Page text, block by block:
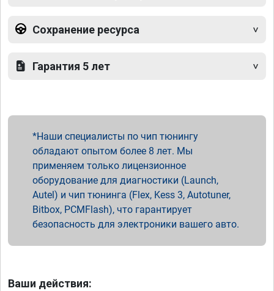
Сохранение ресурса
Гарантия 5 лет
Наши специалисты по чип тюнингу
обладают опытом более 8 лет. Мы
применяем только лицензионное
оборудование для диагностики (Launch,
Autel) и чип тюнинга (Flex, Kess 3, Autotuner,
Bitbox, PCMFlash), что гарантирует
безопасность для электроники вашего авто.
Ваши действия: